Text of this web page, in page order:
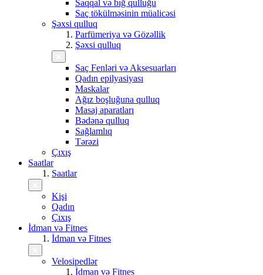
Saqqal və bığ qulluğu
Saç tökülməsinin müalicəsi
Şəxsi qulluq
Parfümeriya və Gözəllik
Şəxsi qulluq
Saç Fenləri və Aksesuarları
Qadın epilyasiyası
Maskalar
Ağız boşluğuna qulluq
Masaj aparatları
Bədənə qulluq
Sağlamlıq
Tərəzi
Çıxış
Saatlar
Saatlar
Kişi
Qadın
Çıxış
İdman və Fitnes
İdman və Fitnes
Velosipedlər
İdman və Fitnes